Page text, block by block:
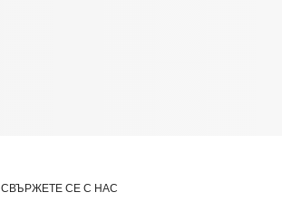
СВЪРЖЕТЕ СЕ С НАС